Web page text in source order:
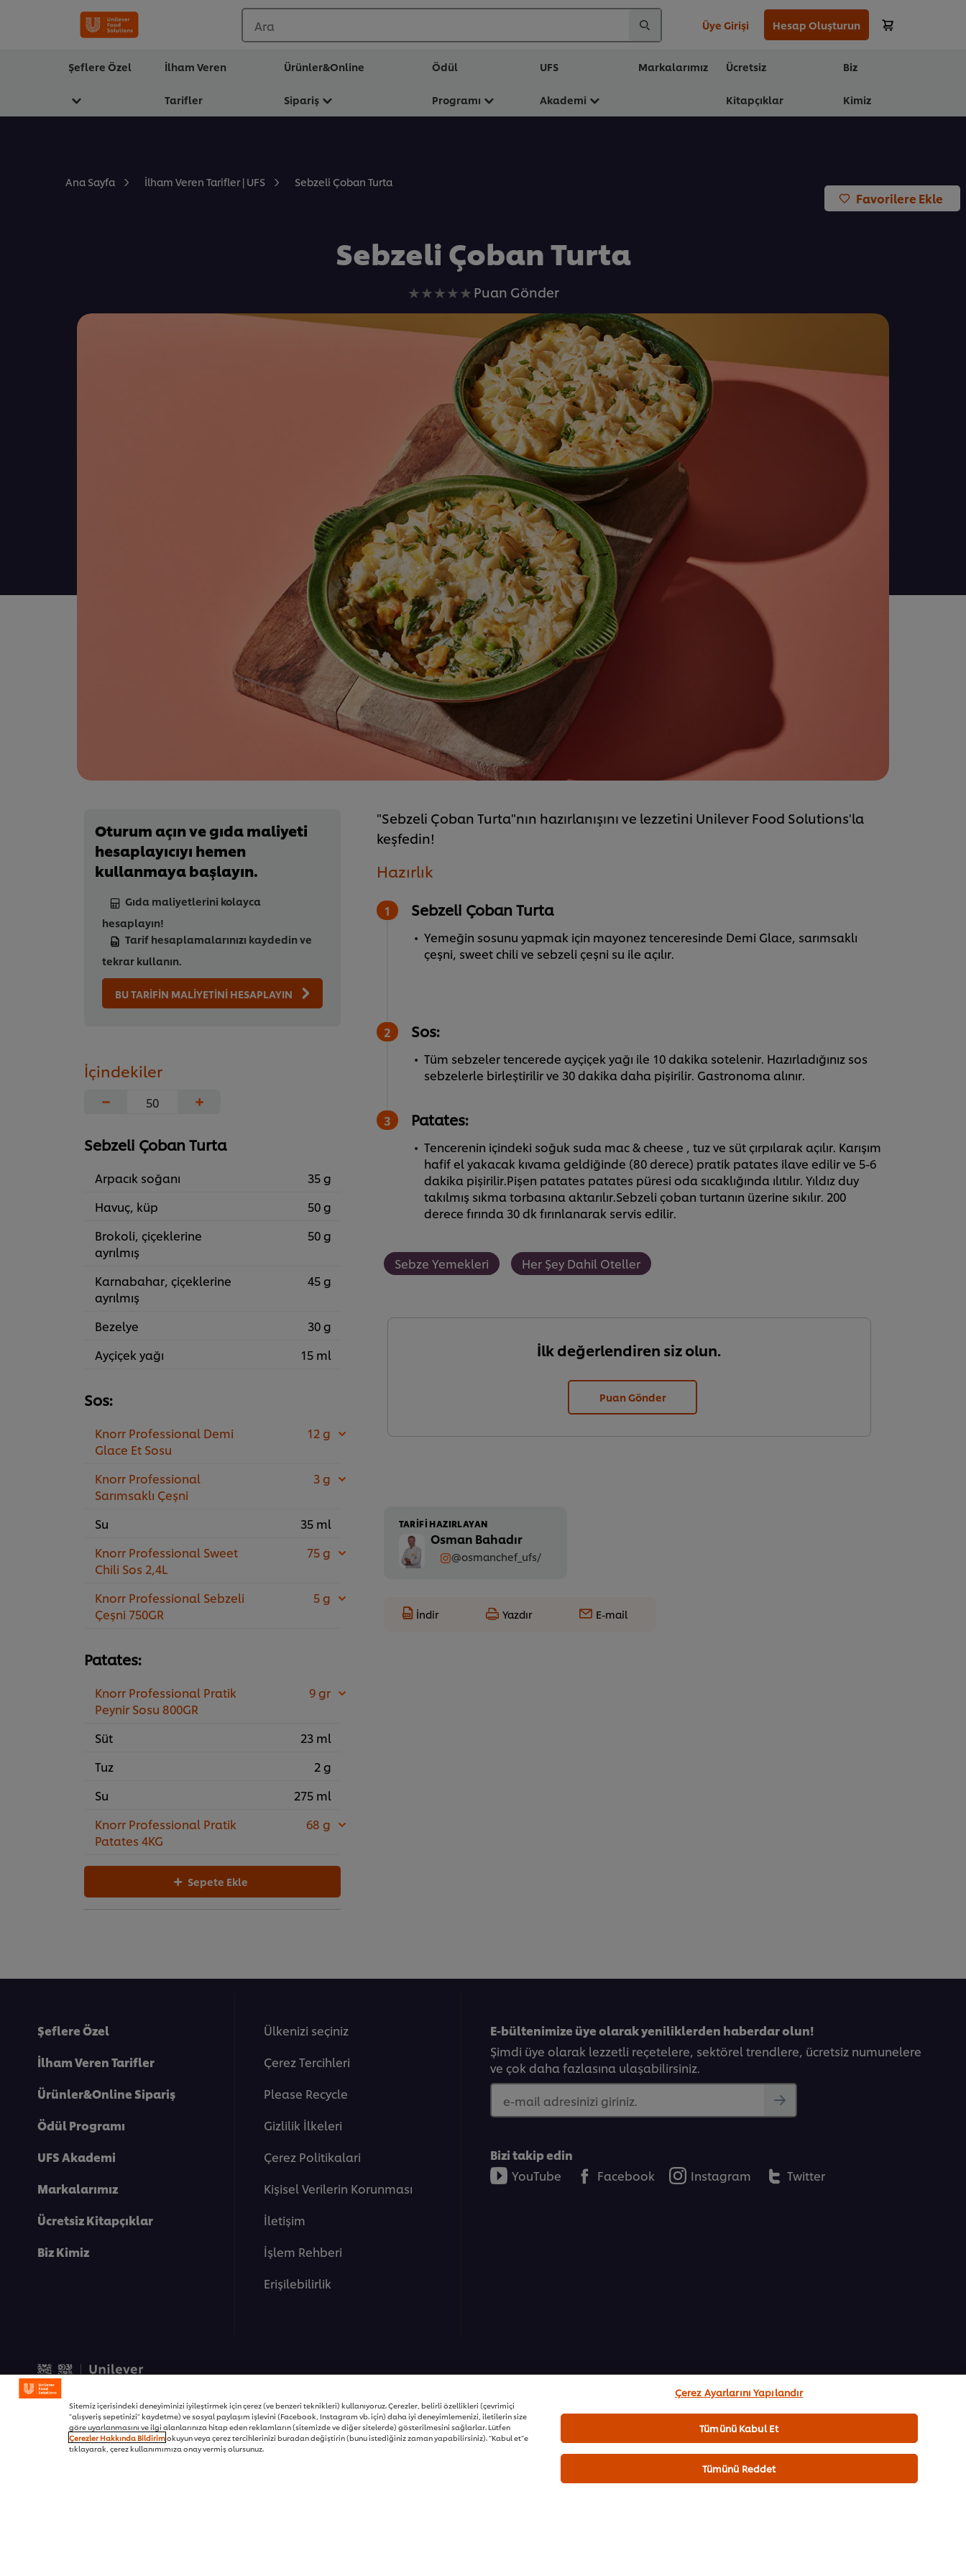
Ara Üye Girişi Hesap Oluşturun
Şeflere Özel İlham Veren
Tarifler
Ürünler&Online
Sipariş
Ödül
Programı
UFS
Akademi
Markalarımız Ücretsiz
Kitapçıklar
Biz
Kimiz
Ana Sayfa İlham Veren Tarifler | UFS Sebzeli Çoban Turta
Favorilere Ekle
Sebzeli Çoban Turta
Bu
recipe
için
değerlendirme
gönderilmedi
Puan Gönder
Oturum açın ve gıda maliyeti
hesaplayıcıyı hemen
kullanmaya başlayın.
Gıda maliyetlerini kolayca
hesaplayın!
Tarif hesaplamalarınızı kaydedin ve
tekrar kullanın.
BU TARİFİN MALİYETİNİ HESAPLAYIN
İçindekiler
−
+
Sebzeli Çoban Turta
Arpacık soğanı
35 g
Havuç, küp
50 g
Brokoli, çiçeklerine
ayrılmış
50 g
Karnabahar, çiçeklerine
ayrılmış
45 g
Bezelye
30 g
Ayçiçek yağı
15 ml
Sos:
Knorr Professional Demi
Glace Et Sosu
12 g
Knorr Professional
Sarımsaklı Çeşni
3 g
Su
35 ml
Knorr Professional Sweet
Chili Sos 2,4L
75 g
Knorr Professional Sebzeli
Çeşni 750GR
5 g
Patates:
Knorr Professional Pratik
Peynir Sosu 800GR
9 gr
Süt
23 ml
Tuz
2 g
Su
275 ml
Knorr Professional Pratik
Patates 4KG
68 g
Sepete Ekle
"Sebzeli Çoban Turta"nın hazırlanışını ve lezzetini Unilever Food Solutions'la
keşfedin!
Hazırlık
Sebzeli Çoban Turta
Yemeğin sosunu yapmak için mayonez tenceresinde Demi Glace, sarımsaklı
çeşni, sweet chili ve sebzeli çeşni su ile açılır.
Sos:
Tüm sebzeler tencerede ayçiçek yağı ile 10 dakika sotelenir. Hazırladığınız sos
sebzelerle birleştirilir ve 30 dakika daha pişirilir. Gastronoma alınır.
Patates:
Tencerenin içindeki soğuk suda mac & cheese , tuz ve süt çırpılarak açılır. Karışım
hafif el yakacak kıvama geldiğinde (80 derece) pratik patates ilave edilir ve 5-6
dakika pişirilir.Pişen patates patates püresi oda sıcaklığında ılıtılır. Yıldız duy
takılmış sıkma torbasına aktarılır.Sebzeli çoban turtanın üzerine sıkılır. 200
derece fırında 30 dk fırınlanarak servis edilir.
Sebze Yemekleri Her Şey Dahil Oteller
İlk değerlendiren siz olun.
Puan Gönder
TARIFI HAZIRLAYAN
Osman Bahadır
@osmanchef_ufs/
İndir Yazdır E-mail
Şeflere Özel
İlham Veren Tarifler
Ürünler&Online Sipariş
Ödül Programı
UFS Akademi
Markalarımız
Ücretsiz Kitapçıklar
Biz Kimiz
Ülkenizi seçiniz
Çerez Tercihleri
Please Recycle
Gi̇zli̇li̇k İlkeleri̇
Çerez Politikalari
Kişisel Verilerin Korunması
İletişim
İşlem Rehberi
Erişilebilirlik
E-bültenimize üye olarak yeniliklerden haberdar olun!
Şimdi üye olarak lezzetli reçetelere, sektörel trendlere, ücretsiz numunelere
ve çok daha fazlasına ulaşabilirsiniz.
e-mail adresinizi giriniz.
Bizi takip edin
YouTube
Facebook Instagram Twitter
Sitemiz içerisindeki deneyiminizi iyileştirmek için çerez (ve benzeri teknikleri) kullanıyoruz. Çerezler, belirli özellikleri (çevrimiçi
"alışveriş sepetinizi" kaydetme) ve sosyal paylaşım işlevini (Facebook, Instagram vb. için) daha iyi deneyimlemenizi, iletilerin size
göre uyarlanmasını ve ilgi alanlarınıza hitap eden reklamların (sitemizde ve diğer sitelerde) gösterilmesini sağlarlar. Lütfen
Çerezler Hakkında Bildirimokuyun veya çerez tercihlerinizi buradan değiştirin (bunu istediğiniz zaman yapabilirsiniz). “Kabul et”e
tıklayarak, çerez kullanımımıza onay vermiş olursunuz.
Çerez Ayarlarını Yapılandır
Tümünü Reddet
Tümünü Kabul Et